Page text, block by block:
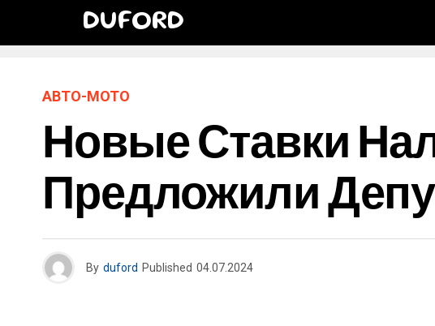
DUFORD
АВТО-МОТО
Новые Ставки
Предложили
By duford Published 04.07.2024